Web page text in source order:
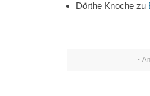
Dörthe Knoche zu
-